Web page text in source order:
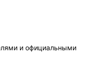
и официальными